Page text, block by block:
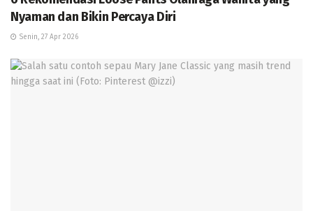
Nyaman dan Bikin Percaya Diri
Senin, 27 Apr 2026